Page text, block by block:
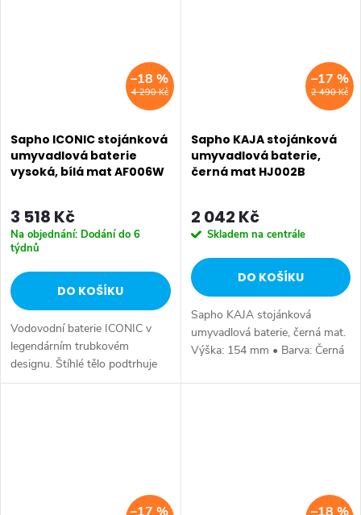
4 290 Kč
–18 %
Sapho ICONIC stojánková
umyvadlová baterie
vysoká, bílá mat AF006W
3 518 Kč
Na objednání: Dodání do 6
týdnů
DO KOŠÍKU
Vodovodní baterie ICONIC v
legendárním trubkovém
designu. Štíhlé tělo podtrhuje
nadčasovost, čistotu a
2 490 Kč
–17 %
Sapho KAJA stojánková
umyvadlová baterie,
černá mat HJ002B
2 042 Kč
Skladem na centrále
DO KOŠÍKU
Sapho KAJA stojánková
umyvadlová baterie, černá mat.
Výška: 154 mm • Barva: Černá
Kruhové • Instalace: Stojánková